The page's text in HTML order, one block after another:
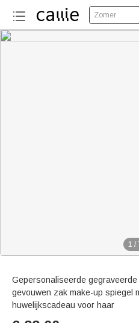
Zomer
1 /
Gepersonaliseerde
gevouwen zak make-up spiegel
huwelijkscadeau voor haar